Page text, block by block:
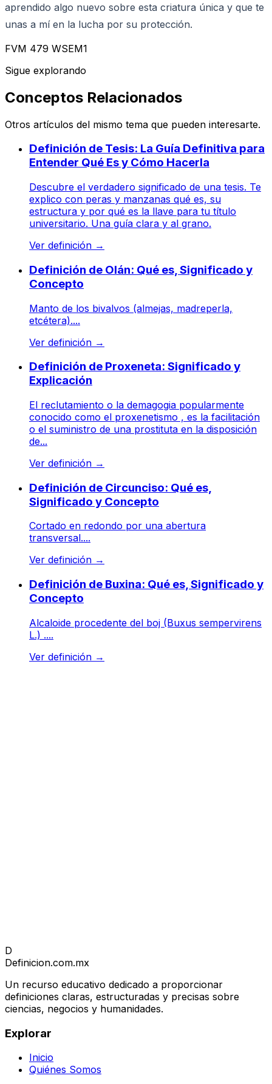
aprendido algo nuevo sobre esta criatura única y que te
unas a mí en la lucha por su protección.
FVM 479 WSEM1
Sigue explorando
Conceptos Relacionados
Otros artículos del mismo tema que pueden interesarte.
Definición de Tesis: La Guía Definitiva para
Entender Qué Es y Cómo Hacerla
Descubre el verdadero significado de una tesis. Te
explico con peras y manzanas qué es, su
estructura y por qué es la llave para tu título
universitario. Una guía clara y al grano.
Ver definición →
Definición de Olán: Qué es, Significado y
Concepto
Manto de los bivalvos (almejas, madreperla,
etcétera)....
Ver definición →
Definición de Proxeneta: Significado y
Explicación
El reclutamiento o la demagogia popularmente
conocido como el proxenetismo , es la facilitación
o el suministro de una prostituta en la disposición
de...
Ver definición →
Definición de Circunciso: Qué es,
Significado y Concepto
Cortado en redondo por una abertura
transversal....
Ver definición →
Definición de Buxina: Qué es, Significado y
Concepto
Alcaloide procedente del boj (Buxus sempervirens
L.) ....
Ver definición →
D
Definicion.com.mx
Un recurso educativo dedicado a proporcionar
definiciones claras, estructuradas y precisas sobre
ciencias, negocios y humanidades.
Explorar
Inicio
Quiénes Somos